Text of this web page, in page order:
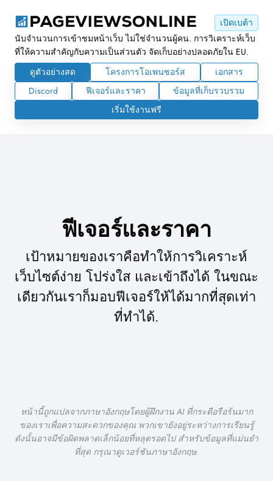
เปิดเบต้า
นับจำนวนการเข้าชมหน้าเว็บ ไม่ใช่จำนวนผู้คน. การวิเคราะห์เว็บ
ที่ให้ความสำคัญกับความเป็นส่วนตัว จัดเก็บอย่างปลอดภัยใน EU.
ดูตัวอย่างสด
โครงการโอเพนซอร์ส
เอกสาร
Discord
ฟีเจอร์และราคา
ข้อมูลที่เก็บรวบรวม
เริ่มใช้งานฟรี
ฟีเจอร์และราคา
เป้าหมายของเราคือทำให้การวิเคราะห์
เว็บไซต์ง่าย โปร่งใส และเข้าถึงได้ ในขณะ
เดียวกันเราก็มอบฟีเจอร์ให้ได้มากที่สุดเท่า
ที่ทำได้.
หน้านี้ถูกแปลจากภาษาอังกฤษโดยผู้ฝึกงาน AI ที่กระตือรือร้นมาก
ของเราเพื่อความสะดวกของคุณ พวกเขายังอยู่ระหว่างการเรียนรู้
ดังนั้นอาจมีข้อผิดพลาดเล็กน้อยที่หลุดรอดไป สำหรับข้อมูลที่แม่นยำ
ที่สุด กรุณาดูเวอร์ชันภาษาอังกฤษ.